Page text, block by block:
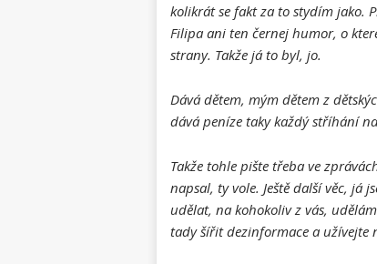
kolikrát se fakt za to stydím jako.
Filipa ani ten černej humor, o
strany. Takže já to byl, jo.
Dává dětem, mým dětem z
dává peníze taky každý stříhání
Takže tohle pište třeba ve
napsal, ty vole. Ještě další věc, já
udělat, na kohokoliv z vás,
tady šířit dezinformace a užívejte